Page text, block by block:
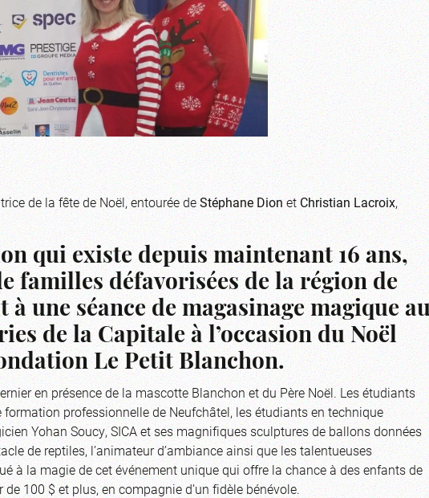
de la fête de Noël, entourée deStéphane DionetChristian Lacroix,
qui existe depuis maintenant 16 ans,
familles défavorisées de la région de
une séance de magasinage magique
de la Capitale à l’occasion du Noël
Le Petit Blanchon.
en présence de la mascotte Blanchon et du Père Noël. Les étudiants
formation professionnelle de Neufchâtel, les étudiants en technique
Yohan Soucy, SICA et ses magnifiques sculptures de ballons données
de reptiles, l’animateur d’ambiance ainsi que les talentueuses
à la magie de cet événement unique qui offre la chance à des enfants de
100 $ et plus, en compagnie d’un fidèle bénévole.